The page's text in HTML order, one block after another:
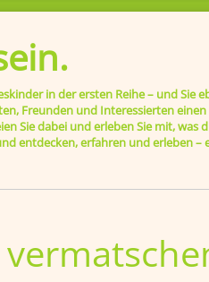
in der ersten Reihe – und Sie
Freunden und Interessierten
Sie dabei und erleben Sie mit, was
entdecken, erfahren und erleben